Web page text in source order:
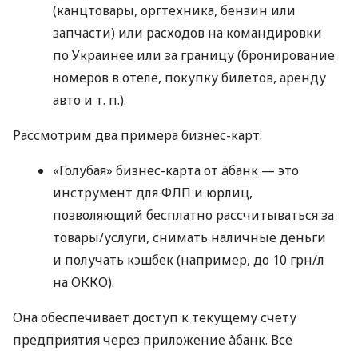
(канцтовары, оргтехника, бензин или
запчасти) или расходов на командировки
по Украинее или за границу (бронирование
номеров в отеле, покупку билетов, аренду
авто и т. п.).
Рассмотрим два примера бизнес-карт:
«Голубая» бизнес-карта от àбанк — это
инструмент для ФЛП и юрлиц,
позволяющий бесплатно рассчитываться за
товары/услуги, снимать наличные деньги
и получать кэшбек (например, до 10 грн/л
на ОККО).
Она обеспечивает доступ к текущему счету
предприятия через приложение àбанк. Все